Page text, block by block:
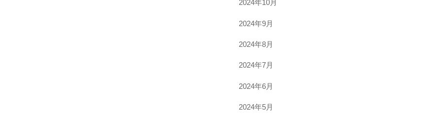
2024年10月
2024年9月
2024年8月
2024年7月
2024年6月
2024年5月